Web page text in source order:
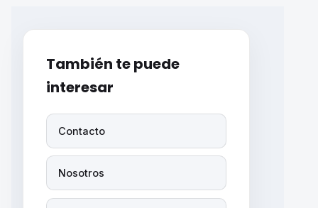
También te puede
interesar
Contacto
Nosotros